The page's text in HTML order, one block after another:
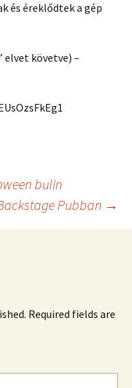
és éreklődtek a gép
elvet követve) –
bulin
Pubban →
Required fields are